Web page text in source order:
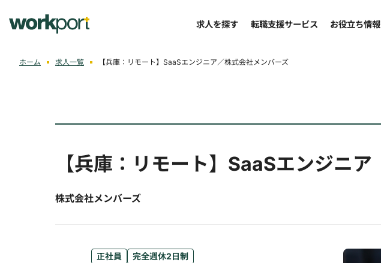
求人を探す 転職支援サービス お役立ち情報
ホーム 求人一覧 【兵庫：リモート】SaaSエンジニア／株式会社メンバーズ
【兵庫：リモート】SaaSエンジニア
株式会社メンバーズ
正社員 完全週休2日制